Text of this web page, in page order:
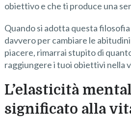
obiettivo e che ti produce una
Quando si adotta questa filosofia
davvero per cambiare le
piacere, rimarrai stupito di
raggiungere i tuoi obiettivi nella
L’elasticità
significato alla